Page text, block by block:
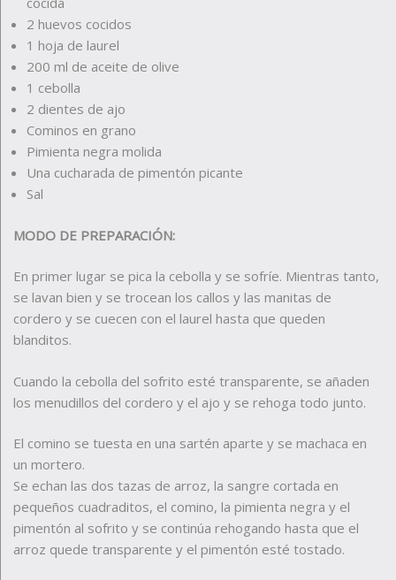
2 huevos cocidos
1 hoja de laurel
200 ml de aceite de olive
1 cebolla
2 dientes de ajo
Cominos en grano
Pimienta negra molida
Una cucharada de pimentón picante
Sal
MODO DE PREPARACIÓN:
En primer lugar se pica la cebolla y se sofríe. Mientras tanto,
se lavan bien y se trocean los callos y las manitas de
cordero y se cuecen con el laurel hasta que queden
blanditos.
Cuando la cebolla del sofrito esté transparente, se añaden
los menudillos del cordero y el ajo y se rehoga todo junto.
El comino se tuesta en una sartén aparte y se machaca en
un mortero.
Se echan las dos tazas de arroz, la sangre cortada en
pequeños cuadraditos, el comino, la pimienta negra y el
pimentón al sofrito y se continúa rehogando hasta que el
arroz quede transparente y el pimentón esté tostado.